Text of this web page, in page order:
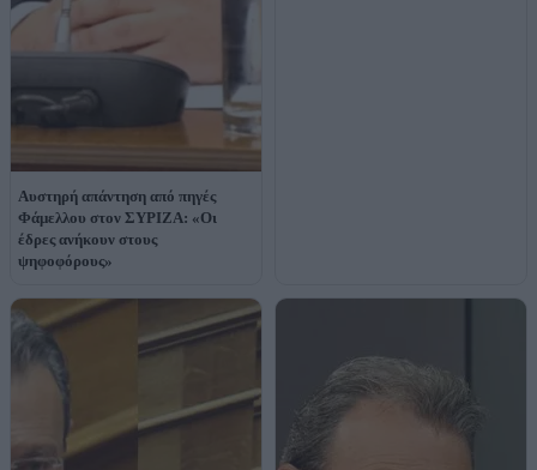
Αυστηρή απάντηση από πηγές
Φάμελλου στον ΣΥΡΙΖΑ: «Οι
έδρες ανήκουν στους
ψηφοφόρους»